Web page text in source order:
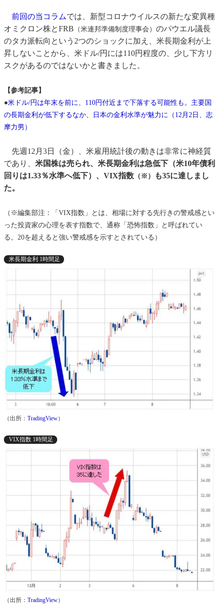
前回の当コラムでは、新型コロナウイルスの新たな変異種
オミクロン株とFRB （米連邦準備制度理事会） のパウエル議長
のタカ派転向という2つのショックに加え、米長期金利が上
昇しないことから、米ドル/円には110円程度の、少し下方リ
スクがあるのではないかと書きました。
【参考記事】
●米ドル/円は年末を前に、110円付近まで下落する可能性も。主要国
の長期金利が低下するなか、日本の金利水準が魅力に（12月2日、志
摩力男）
先週12月3日（金）、米雇用統計後の動きは非常に神経質
であり、 米国株は売られ、米長期金利は急低下（米10年債利
回りは1.33％水準へ低下）、VIX指数 （※）
も35に達しまし
た。
（※編集部注：「VIX指数」とは、相場に対する先行きの警戒感とい
った投資家の心理を表す指数で、通称「恐怖指数」と呼ばれてい
る。20を超えると強い警戒感を示すとされている）
米長期金利 1時間足
（出所： TradingView）
VIX指数 1時間足
（出所： TradingView）